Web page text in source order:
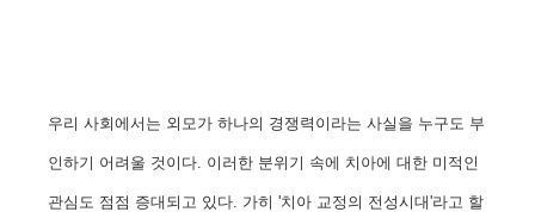
우리 사회에서는 외모가 하나의 경쟁력이라는 사실을 누구도 부
인하기 어려울 것이다. 이러한 분위기 속에 치아에 대한 미적인
관심도 점점 증대되고 있다. 가히 '치아 교정의 전성시대'라고 할